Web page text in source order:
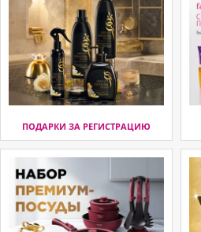
ПОДАРКИ ЗА РЕГИСТРАЦИЮ